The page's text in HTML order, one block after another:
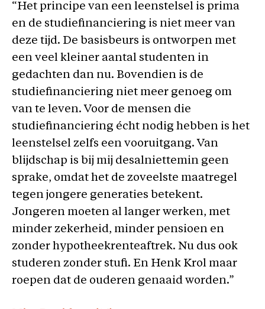
“Het principe van een leenstelsel is prima
en de studiefinanciering is niet meer van
deze tijd. De basisbeurs is ontworpen met
een veel kleiner aantal studenten in
gedachten dan nu. Bovendien is de
studiefinanciering niet meer genoeg om
van te leven. Voor de mensen die
studiefinanciering écht nodig hebben is het
leenstelsel zelfs een vooruitgang. Van
blijdschap is bij mij desalniettemin geen
sprake, omdat het de zoveelste maatregel
tegen jongere generaties betekent.
Jongeren moeten al langer werken, met
minder zekerheid, minder pensioen en
zonder hypotheekrenteaftrek. Nu dus ook
studeren zonder stufi. En Henk Krol maar
roepen dat de ouderen genaaid worden.”